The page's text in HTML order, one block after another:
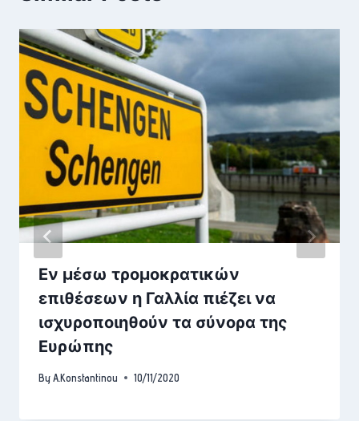
Εν μέσω τρομοκρατικών
επιθέσεων η Γαλλία πιέζει να
ισχυροποιηθούν τα σύνορα της
Ευρώπης
ByA.Konstantinou 10/11/2020